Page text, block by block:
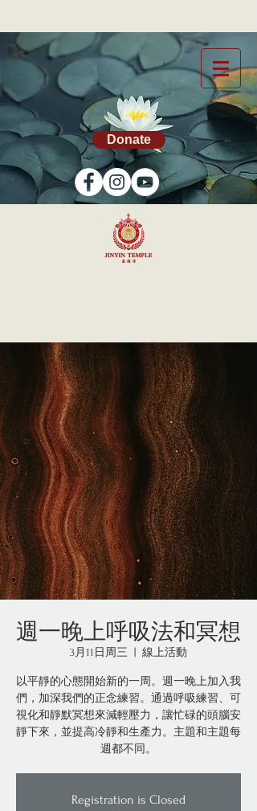
Donate
週一晚上呼吸法和冥想
3月11日周三 線上活動
以平靜的心態開始新的一周。週一晚上加入我
們，加深我們的正念練習。通過呼吸練習、可
視化和靜默冥想來減輕壓力，讓忙碌的頭腦安
靜下來，並提高冷靜和生產力。主題和主題每
週都不同。
Registration is Closed